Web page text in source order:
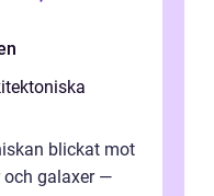
blickat mot
och galaxer —